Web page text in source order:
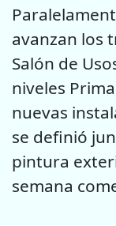
avanzan los
Salón de
niveles
nuevas
se definió
pintura
semana